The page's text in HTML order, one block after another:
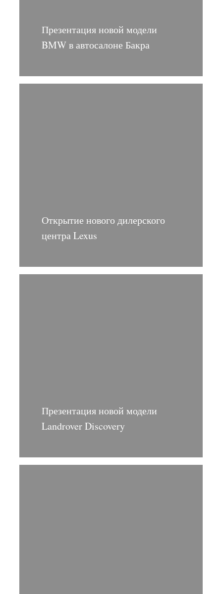
Презентация новой модели
BMW в автосалоне Бакра
Открытие нового дилерского
центра Lexus
Презентация новой модели
Landrover Discovery